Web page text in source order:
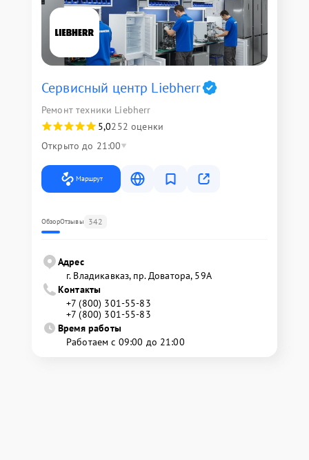
Сервисный центр Liebherr
Ремонт техники Liebherr
5,0252 оценки
Открыто до 21:00
Маршрут
ОбзорОтзывы 342
Адрес
г. Владикавказ, пр. Доватора, 59А
Контакты
+7 (800) 301-55-83
+7 (800) 301-55-83
Время работы
Работаем с 09:00 до 21:00